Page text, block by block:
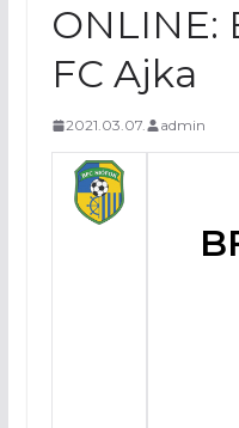
ONLINE:
FC Ajka
2021.03.07. admin